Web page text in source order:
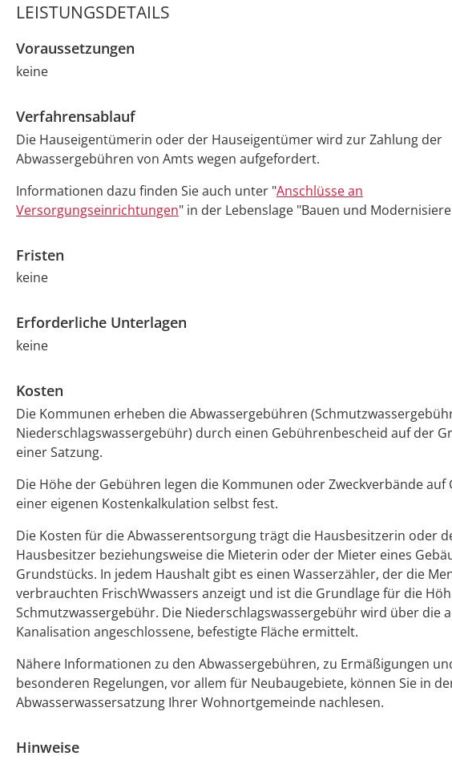
LEISTUNGSDETAILS
Voraussetzungen
keine
Verfahrensablauf
Die Hauseigentümerin oder der Hauseigentümer wird zur Zahlung der
Abwassergebühren von Amts wegen aufgefordert.
Informationen dazu finden Sie auch unter "Anschlüsse an
Versorgungseinrichtungen" in der Lebenslage "Bauen und Modernisie
Fristen
keine
Erforderliche Unterlagen
keine
Kosten
Die Kommunen erheben die Abwassergebühren
Niederschlagswassergebühr) durch einen Gebührenbescheid auf der
einer Satzung.
Die Höhe der Gebühren legen die Kommunen oder Zweckverbände auf
einer eigenen Kostenkalkulation selbst fest.
Die Kosten für die Abwasserentsorgung trägt die Hausbesitzerin oder
Hausbesitzer beziehungsweise die Mieterin oder der Mieter eines
Grundstücks. In jedem Haushalt gibt es einen Wasserzähler, der die
verbrauchten FrischWwassers anzeigt und ist die Grundlage für die
Schmutzwassergebühr. Die Niederschlagswassergebühr wird über die
Kanalisation angeschlossene, befestigte Fläche ermittelt.
Nähere Informationen zu den Abwassergebühren, zu Ermäßigungen
besonderen Regelungen, vor allem für Neubaugebiete, können Sie in
Abwasserwassersatzung Ihrer Wohnortgemeinde nachlesen.
Hinweise